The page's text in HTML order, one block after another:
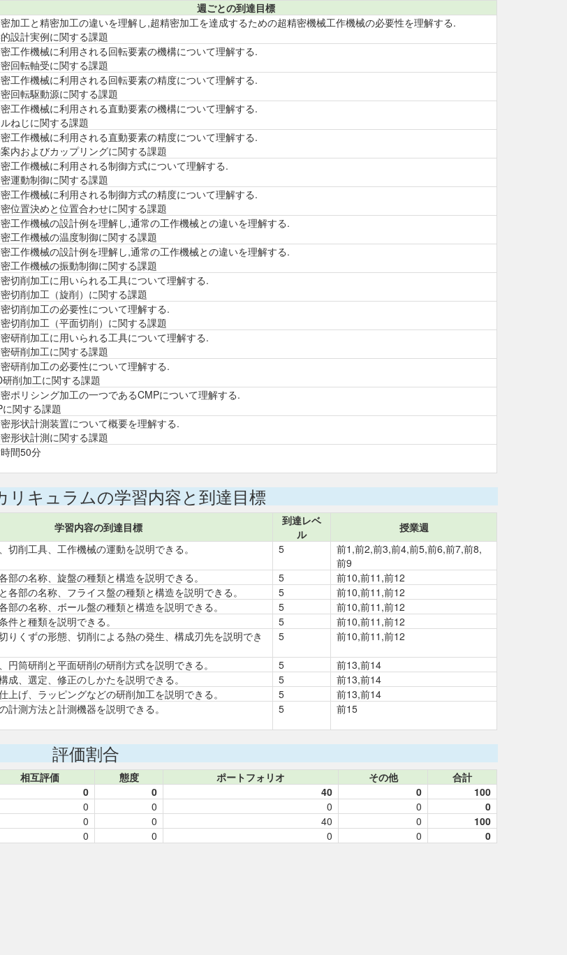
週ごとの到達目標
加工と精密加工の違いを理解し,超精密加工を達成するための超精密機械工作機械の必要性を理解する.
設計実例に関する課題
工作機械に利用される回転要素の機構について理解する.
回転軸受に関する課題
工作機械に利用される回転要素の精度について理解する.
回転駆動源に関する課題
工作機械に利用される直動要素の機構について理解する.
ねじに関する課題
工作機械に利用される直動要素の精度について理解する.
内およびカップリングに関する課題
工作機械に利用される制御方式について理解する.
運動制御に関する課題
工作機械に利用される制御方式の精度について理解する.
位置決めと位置合わせに関する課題
工作機械の設計例を理解し,通常の工作機械との違いを理解する.
工作機械の温度制御に関する課題
工作機械の設計例を理解し,通常の工作機械との違いを理解する.
工作機械の振動制御に関する課題
切削加工に用いられる工具について理解する.
切削加工（旋削）に関する課題
切削加工の必要性について理解する.
切削加工（平面切削）に関する課題
研削加工に用いられる工具について理解する.
研削加工に関する課題
研削加工の必要性について理解する.
研削加工に関する課題
ポリシング加工の一つであるCMPについて理解する.
に関する課題
形状計測装置について概要を理解する.
形状計測に関する課題
間50分
リキュラムの学習内容と到達目標
学習内容の到達目標
到達レベ
ル
授業週
切削工具、工作機械の運動を説明できる。 5
前1,前2,前3,前4,前5,前6,前7,前8,
前9
部の名称、旋盤の種類と構造を説明できる。
5
前10,前11,前12
各部の名称、フライス盤の種類と構造を説明できる。
5
前10,前11,前12
部の名称、ボール盤の種類と構造を説明できる。
5
前10,前11,前12
件と種類を説明できる。
5
前10,前11,前12
りくずの形態、切削による熱の発生、構成刃先を説明でき
5 前10,前11,前12
円筒研削と平面研削の研削方式を説明できる。 5
前13,前14
成、選定、修正のしかたを説明できる。
5
前13,前14
上げ、ラッピングなどの研削加工を説明できる。
5
前13,前14
計測方法と計測機器を説明できる。 5 前15
評価割合
相互評価 態度 ポートフォリオ その他
合計
0 0 40 0
100
0 0 0 0
0
0 0 40 0
100
0 0 0 0 0